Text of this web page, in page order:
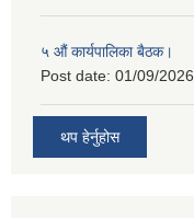
५ औं कार्यपालिका बैठक।
Post date: 01/09/
थप हेर्नुहोस